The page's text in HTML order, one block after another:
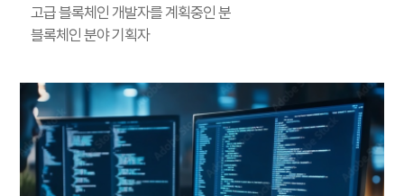
고급 블록체인 개발자를 계획중인 분
블록체인 분야 기획자